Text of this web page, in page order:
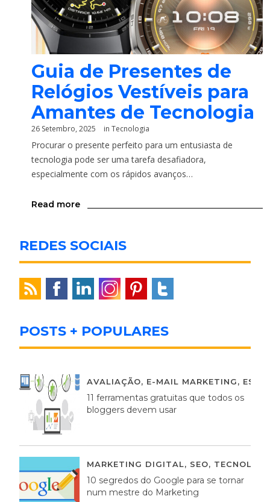
Guia de Presentes de
Relógios Vestíveis para
Amantes de Tecnologia
26 Setembro, 2025 in Tecnologia
Procurar o presente perfeito para um entusiasta de
tecnologia pode ser uma tarefa desafiadora,
especialmente com os rápidos avanços…
Read more
REDES SOCIAIS
POSTS + POPULARES
AVALIAÇÃO, E-MAIL MARKETING,
11 ferramentas gratuitas que todos os
bloggers devem usar
MARKETING DIGITAL, SEO,
10 segredos do Google para se tornar
num mestre do Marketing